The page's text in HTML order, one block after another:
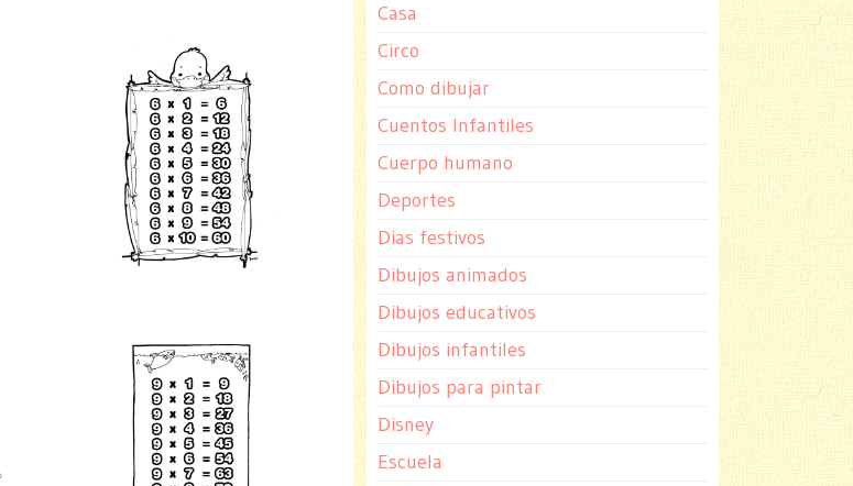
Casa
Circo
Como dibujar
Cuentos Infantiles
Cuerpo humano
Deportes
Dias festivos
Dibujos animados
Dibujos educativos
Dibujos infantiles
Dibujos para pintar
Disney
Escuela